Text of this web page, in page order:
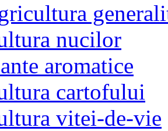
nucilor
aromatice
cartofului
vitei-de-vie